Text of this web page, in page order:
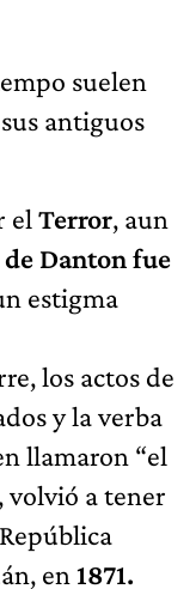
suelen
antiguos
el Terror, aun
Danton fue
estigma
los actos de
y la verba
llamaron “el
volvió a tener
en 1871.